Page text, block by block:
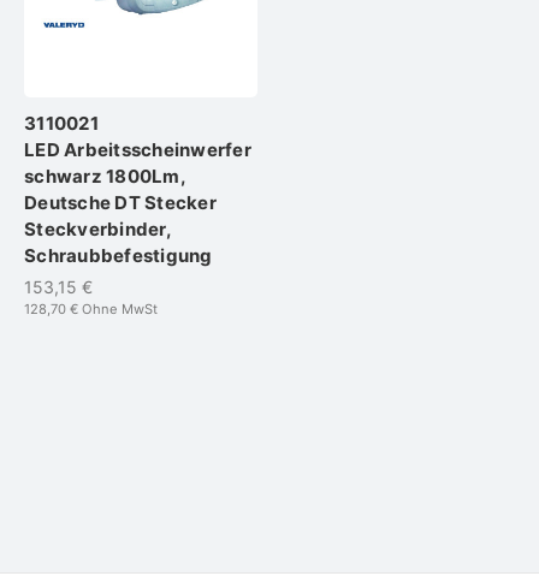
3110021
LED Arbeitsscheinwerfer
schwarz 1800Lm,
Deutsche DT Stecker
Steckverbinder,
Schraubbefestigung
153,15 €
128,70 € Ohne MwSt